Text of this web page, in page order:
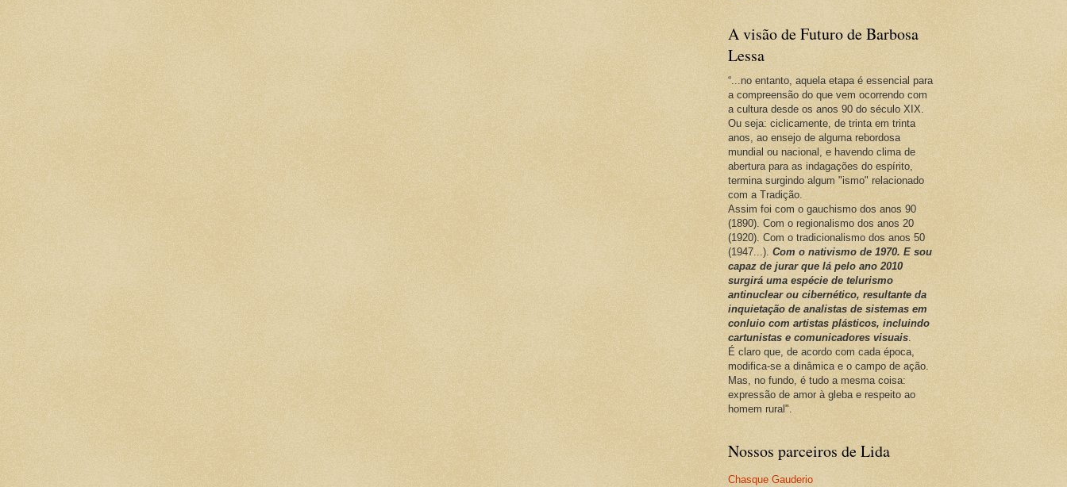
A visão de Futuro de Barbosa
Lessa
“...no entanto, aquela etapa é essencial para
a compreensão do que vem ocorrendo com
a cultura desde os anos 90 do século XIX.
Ou seja: ciclicamente, de trinta em trinta
anos, ao ensejo de alguma rebordosa
mundial ou nacional, e havendo clima de
abertura para as indagações do espírito,
termina surgindo algum "ismo" relacionado
com a Tradição.
Assim foi com o gauchismo dos anos 90
(1890). Com o regionalismo dos anos 20
(1920). Com o tradicionalismo dos anos 50
(1947...). Com o nativismo de 1970. E sou
capaz de jurar que lá pelo ano 2010
surgirá uma espécie de telurismo
antinuclear ou cibernético, resultante da
inquietação de analistas de sistemas em
conluio com artistas plásticos, incluindo
cartunistas e comunicadores visuais.
É claro que, de acordo com cada época,
modifica-se a dinâmica e o campo de ação.
Mas, no fundo, é tudo a mesma coisa:
expressão de amor à gleba e respeito ao
homem rural".
Nossos parceiros de Lida
Chasque Gauderio